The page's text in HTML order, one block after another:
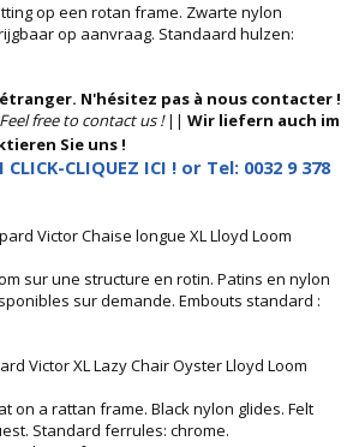
op een rotan frame. Zwarte nylon
op aanvraag. Standaard hulzen:
N'hésitez pas à nous contacter !
free to contact us !|| Wir liefern auch im
Sie uns !
CLIQUEZ ICI ! or Tel: 0032 9 378
Victor Chaise longue XL Lloyd Loom
sur une structure en rotin. Patins en nylon
sur demande. Embouts standard :
Victor XL Lazy Chair Oyster Lloyd Loom
on a rattan frame. Black nylon glides. Felt
Standard ferrules: chrome.